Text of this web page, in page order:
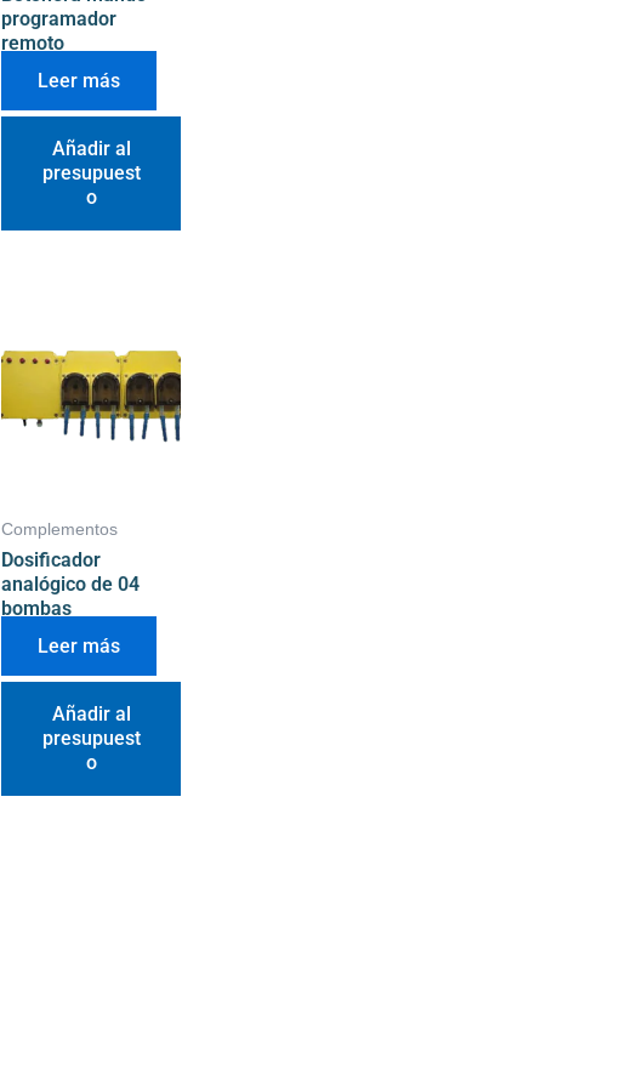
programador
remoto
Leer más
Añadir al
presupuest
o
Complementos
Dosificador
analógico de 04
bombas
Leer más
Añadir al
presupuest
o